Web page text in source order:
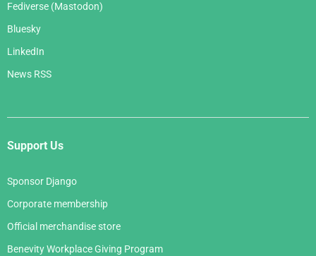
Fediverse (Mastodon)
Bluesky
LinkedIn
News RSS
Support Us
Sponsor Django
Corporate membership
Official merchandise store
Benevity Workplace Giving Program